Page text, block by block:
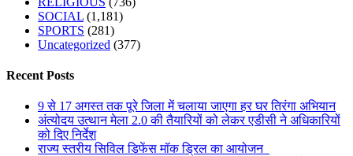
SOCIAL (1,181)
SPORTS (281)
Uncategorized (377)
Recent Posts
9 से 17 अगस्त तक पूरे जिला में चलाया जाएगा हर घर तिरंगा अभियान
अंत्योदय उत्थान मेला 2.0 की तैयारियों को लेकर एडीसी ने अधिकारियों
को दिए निर्देश
राज्य स्तरीय सिविल डिफेंस मॉक ड्रिल का आयोजन